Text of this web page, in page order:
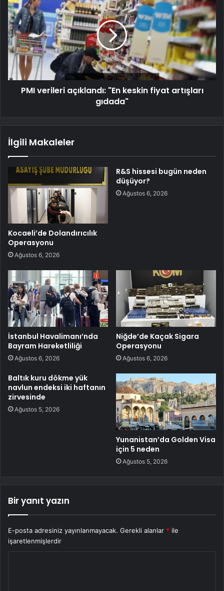
PMI verileri açıklandı: "En keskin fiyat artışları
gıdada"
İlgili Makaleler
Kocaeli’de Dolandırıcılık
Operasyonu
Ağustos 6, 2026
R&S hissesi bugün neden
düşüyor?
Ağustos 6, 2026
İstanbul Havalimanı’nda
Bayram Hareketliliği
Ağustos 6, 2026
Niğde’de Kaçak Sigara
Operasyonu
Ağustos 6, 2026
Baltık kuru dökme yük
navlun endeksi iki haftanın
zirvesinde
Ağustos 5, 2026
Yunanistan’da Golden Visa
için 5 neden
Ağustos 5, 2026
Bir yanıt yazın
E-posta adresiniz yayınlanmayacak. Gerekli alanlar * ile
işaretlenmişlerdir